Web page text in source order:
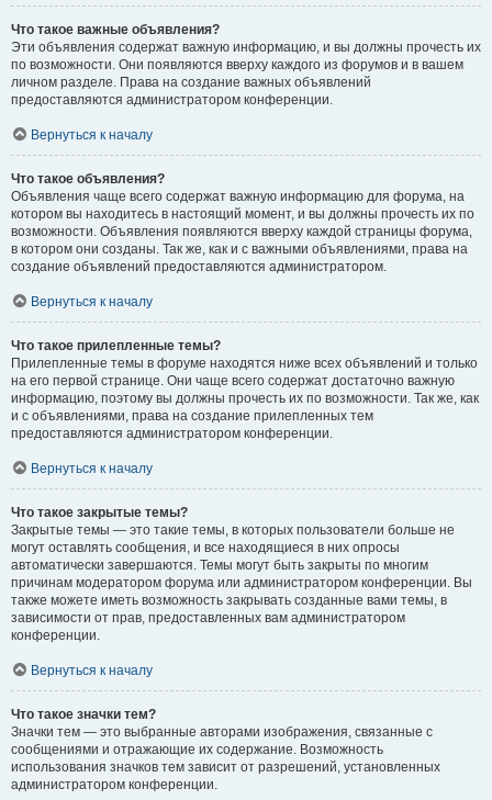
Что такое важные объявления?
Эти объявления содержат важную информацию, и вы должны прочесть их
по возможности. Они появляются вверху каждого из форумов и в вашем
личном разделе. Права на создание важных объявлений
предоставляются администратором конференции.
Вернуться к началу
Что такое объявления?
Объявления чаще всего содержат важную информацию для форума, на
котором вы находитесь в настоящий момент, и вы должны прочесть их по
возможности. Объявления появляются вверху каждой страницы форума,
в котором они созданы. Так же, как и с важными объявлениями, права на
создание объявлений предоставляются администратором.
Вернуться к началу
Что такое прилепленные темы?
Прилепленные темы в форуме находятся ниже всех объявлений и только
на его первой странице. Они чаще всего содержат достаточно важную
информацию, поэтому вы должны прочесть их по возможности. Так же, как
и с объявлениями, права на создание прилепленных тем
предоставляются администратором конференции.
Вернуться к началу
Что такое закрытые темы?
Закрытые темы — это такие темы, в которых пользователи больше не
могут оставлять сообщения, и все находящиеся в них опросы
автоматически завершаются. Темы могут быть закрыты по многим
причинам модератором форума или администратором конференции. Вы
также можете иметь возможность закрывать созданные вами темы, в
зависимости от прав, предоставленных вам администратором
конференции.
Вернуться к началу
Что такое значки тем?
Значки тем — это выбранные авторами изображения, связанные с
сообщениями и отражающие их содержание. Возможность
использования значков тем зависит от разрешений, установленных
администратором конференции.